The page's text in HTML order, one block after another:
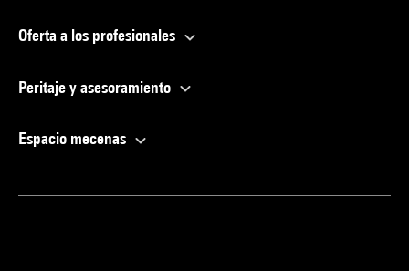
Oferta a los profesionales
Peritaje y asesoramiento
Espacio mecenas